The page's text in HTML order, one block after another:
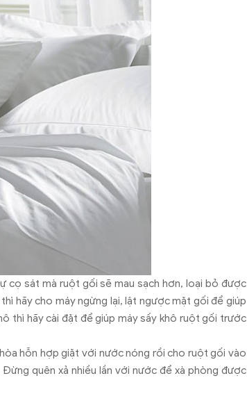
cọ sát mà ruột gối sẽ mau sạch hơn, loại bỏ được
hãy cho máy ngừng lại, lật ngược mặt gối để giúp
thì hãy cài đặt để giúp máy sấy khô ruột gối trước
hỗn hợp giặt với nước nóng rồi cho ruột gối vào
quên xả nhiều lần với nước để xà phòng được